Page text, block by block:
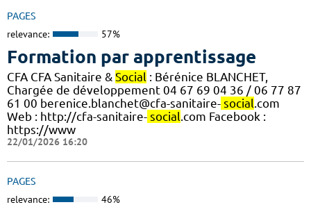
PAGES
relevance: 57%
Formation par apprentissage
CFA CFA Sanitaire & Social : Bérénice BLANCHET,
Chargée de développement 04 67 69 04 36 / 06 77 87
61 00 berenice.blanchet@cfa-sanitaire- social.com
Web : http://cfa-sanitaire- social.com Facebook :
https://www
22/01/2026 16:20
PAGES
relevance: 46%